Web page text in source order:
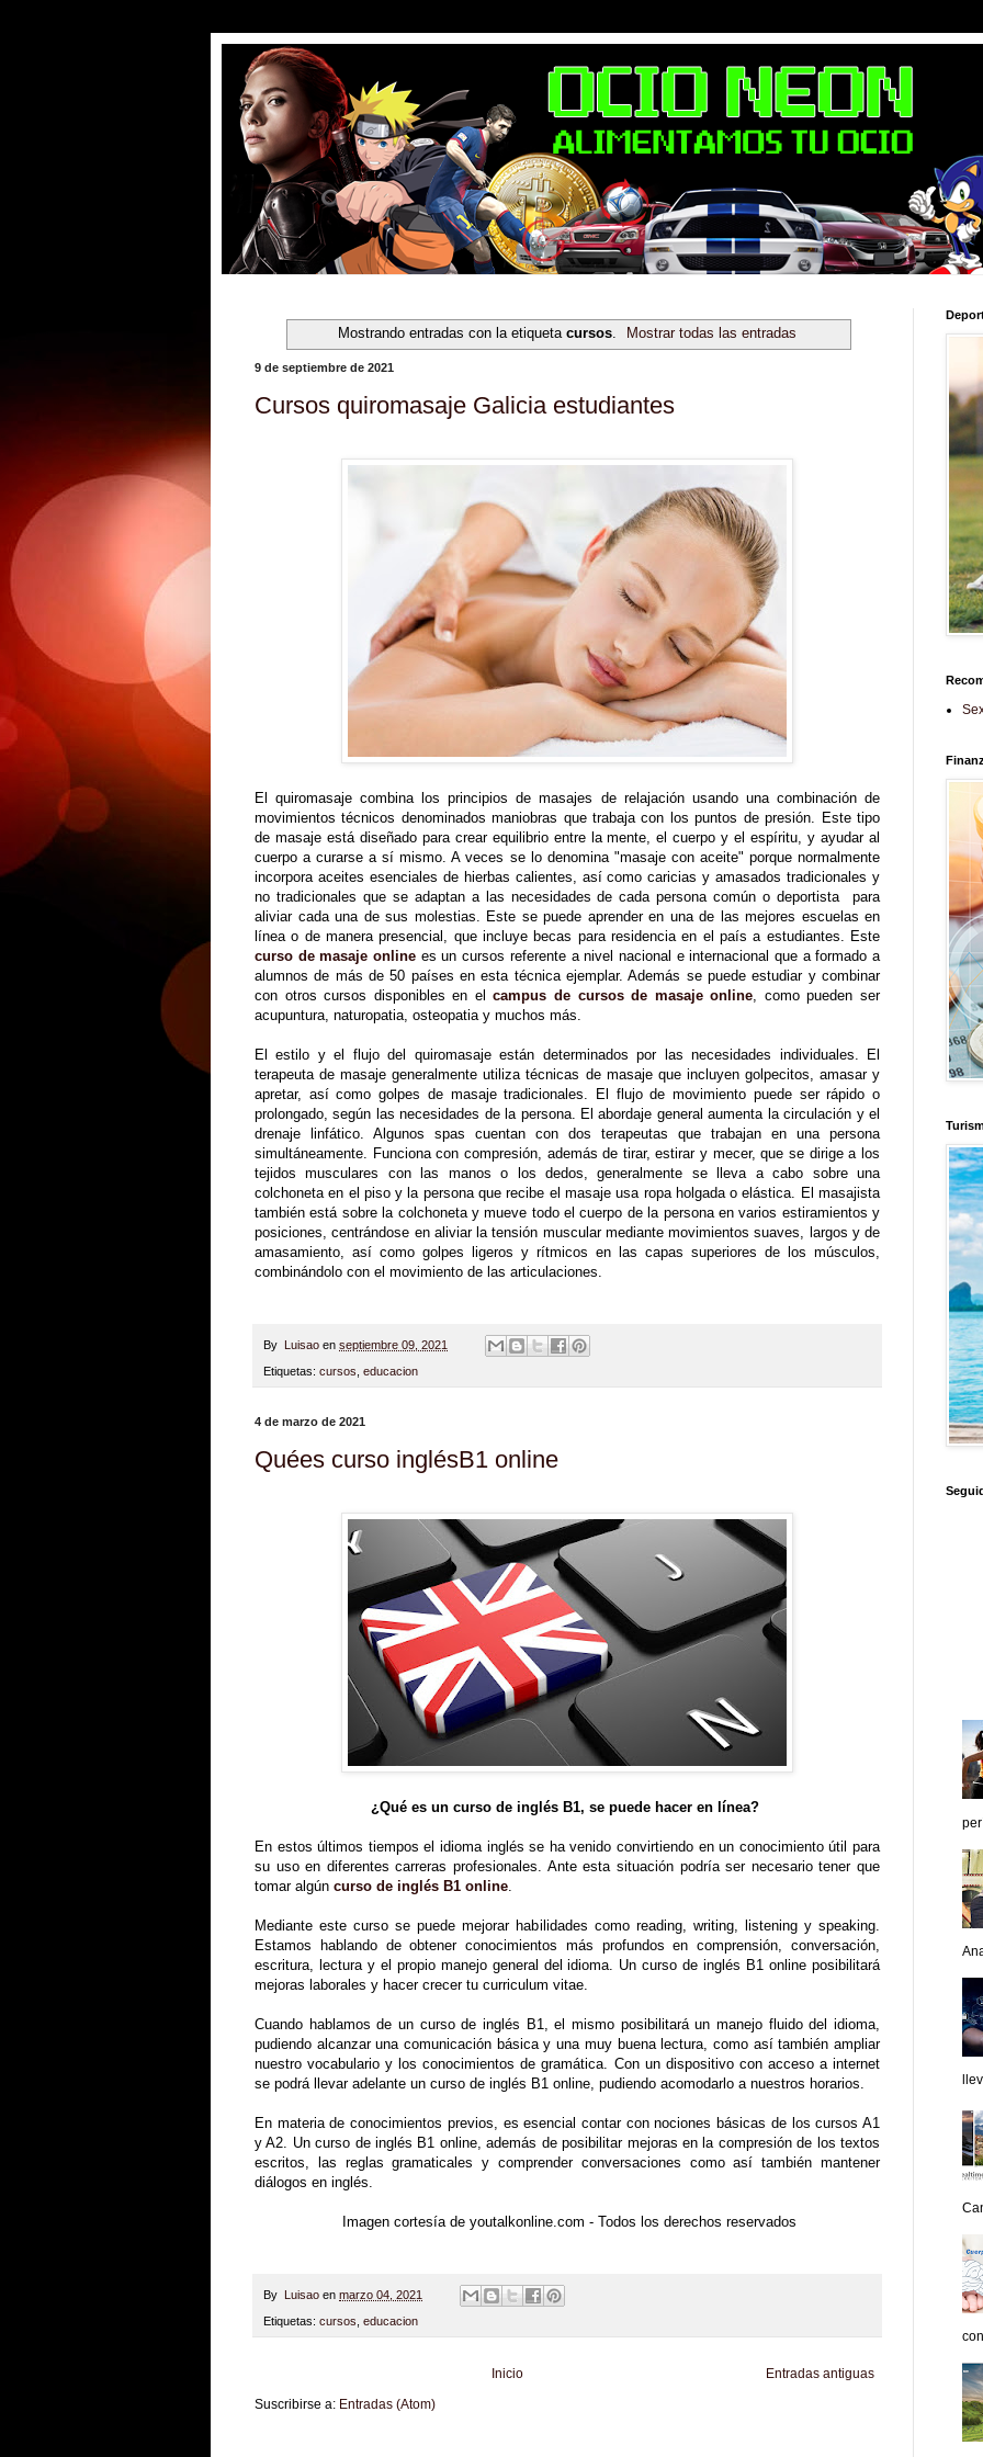
Mostrando entradas con la etiqueta cursos. Mostrar todas las entradas
9 de septiembre de 2021
Cursos quiromasaje Galicia estudiantes
El quiromasaje combina los principios de masajes de relajación usando una combinación de
movimientos técnicos denominados maniobras que trabaja con los puntos de presión. Este tipo
de masaje está diseñado para crear equilibrio entre la mente, el cuerpo y el espíritu, y ayudar al
cuerpo a curarse a sí mismo. A veces se lo denomina "masaje con aceite" porque normalmente
incorpora aceites esenciales de hierbas calientes, así como caricias y amasados tradicionales y
no tradicionales que se adaptan a las necesidades de cada persona común o deportista para
aliviar cada una de sus molestias. Este se puede aprender en una de las mejores escuelas en
línea o de manera presencial, que incluye becas para residencia en el país a estudiantes. Este
curso de masaje online es un cursos referente a nivel nacional e internacional que a formado a
alumnos de más de 50 países en esta técnica ejemplar. Además se puede estudiar y combinar
con otros cursos disponibles en elcampus de cursos de masaje online , como pueden ser
acupuntura, naturopatia, osteopatia y muchos más.
El estilo y el flujo del quiromasaje están determinados por las necesidades individuales. El
terapeuta de masaje generalmente utiliza técnicas de masaje que incluyen golpecitos, amasar y
apretar, así como golpes de masaje tradicionales. El flujo de movimiento puede ser rápido o
prolongado, según las necesidades de la persona. El abordaje general aumenta la circulación y el
drenaje linfático. Algunos spas cuentan con dos terapeutas que trabajan en una persona
simultáneamente. Funciona con compresión, además de tirar, estirar y mecer, que se dirige a los
tejidos musculares con las manos o los dedos, generalmente se lleva a cabo sobre una
colchoneta en el piso y la persona que recibe el masaje usa ropa holgada o elástica. El masajista
también está sobre la colchoneta y mueve todo el cuerpo de la persona en varios estiramientos y
posiciones, centrándose en aliviar la tensión muscular mediante movimientos suaves, largos y de
amasamiento, así como golpes ligeros y rítmicos en las capas superiores de los músculos,
combinándolo con el movimiento de las articulaciones.
By Luisao en septiembre 09, 2021
Etiquetas: cursos educacion
4 de marzo de 2021
Quées curso inglésB1 online
¿Qué es un curso de inglés B1, se puede hacer en línea?
En estos últimos tiempos el idioma inglés se ha venido convirtiendo en un conocimiento útil para
su uso en diferentes carreras profesionales. Ante esta situación podría ser necesario tener que
tomar algún curso de inglés B1 online
Mediante este curso se puede mejorar habilidades como reading, writing, listening y speaking.
Estamos hablando de obtener conocimientos más profundos en comprensión, conversación,
escritura, lectura y el propio manejo general del idioma. Un curso de inglés B1 online posibilitará
mejoras laborales y hacer crecer tu curriculum vitae.
Cuando hablamos de un curso de inglés B1, el mismo posibilitará un manejo fluido del idioma,
pudiendo alcanzar una comunicación básica y una muy buena lectura, como así también ampliar
nuestro vocabulario y los conocimientos de gramática. Con un dispositivo con acceso a internet
se podrá llevar adelante un curso de inglés B1 online, pudiendo acomodarlo a nuestros horarios.
En materia de conocimientos previos, es esencial contar con nociones básicas de los cursos A1
y A2. Un curso de inglés B1 online, además de posibilitar mejoras en la compresión de los textos
escritos, las reglas gramaticales y comprender conversaciones como así también mantener
diálogos en inglés.
Imagen cortesía de youtalkonline.com - Todos los derechos reservados
By Luisao en marzo 04, 2021
Etiquetas: cursos educacion
Entradas antiguas
Inicio
Suscribirse a: Entradas (Atom)